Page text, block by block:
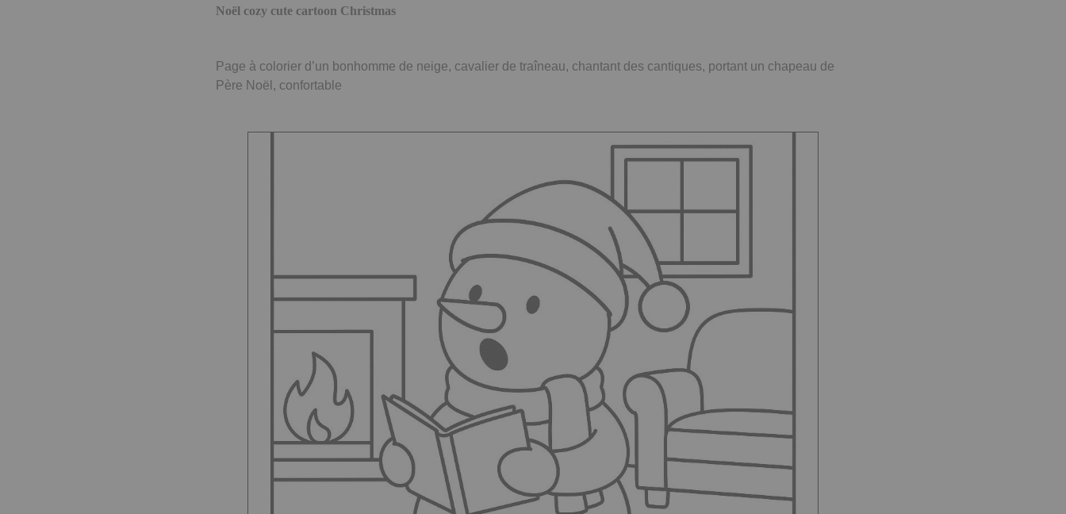
Noël cozy cute cartoon Christmas
Page à colorier d’un bonhomme de neige, cavalier de traîneau, chantant des cantiques, portant un chapeau de
Père Noël, confortable